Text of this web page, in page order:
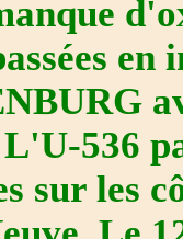
L'U-536
sur les